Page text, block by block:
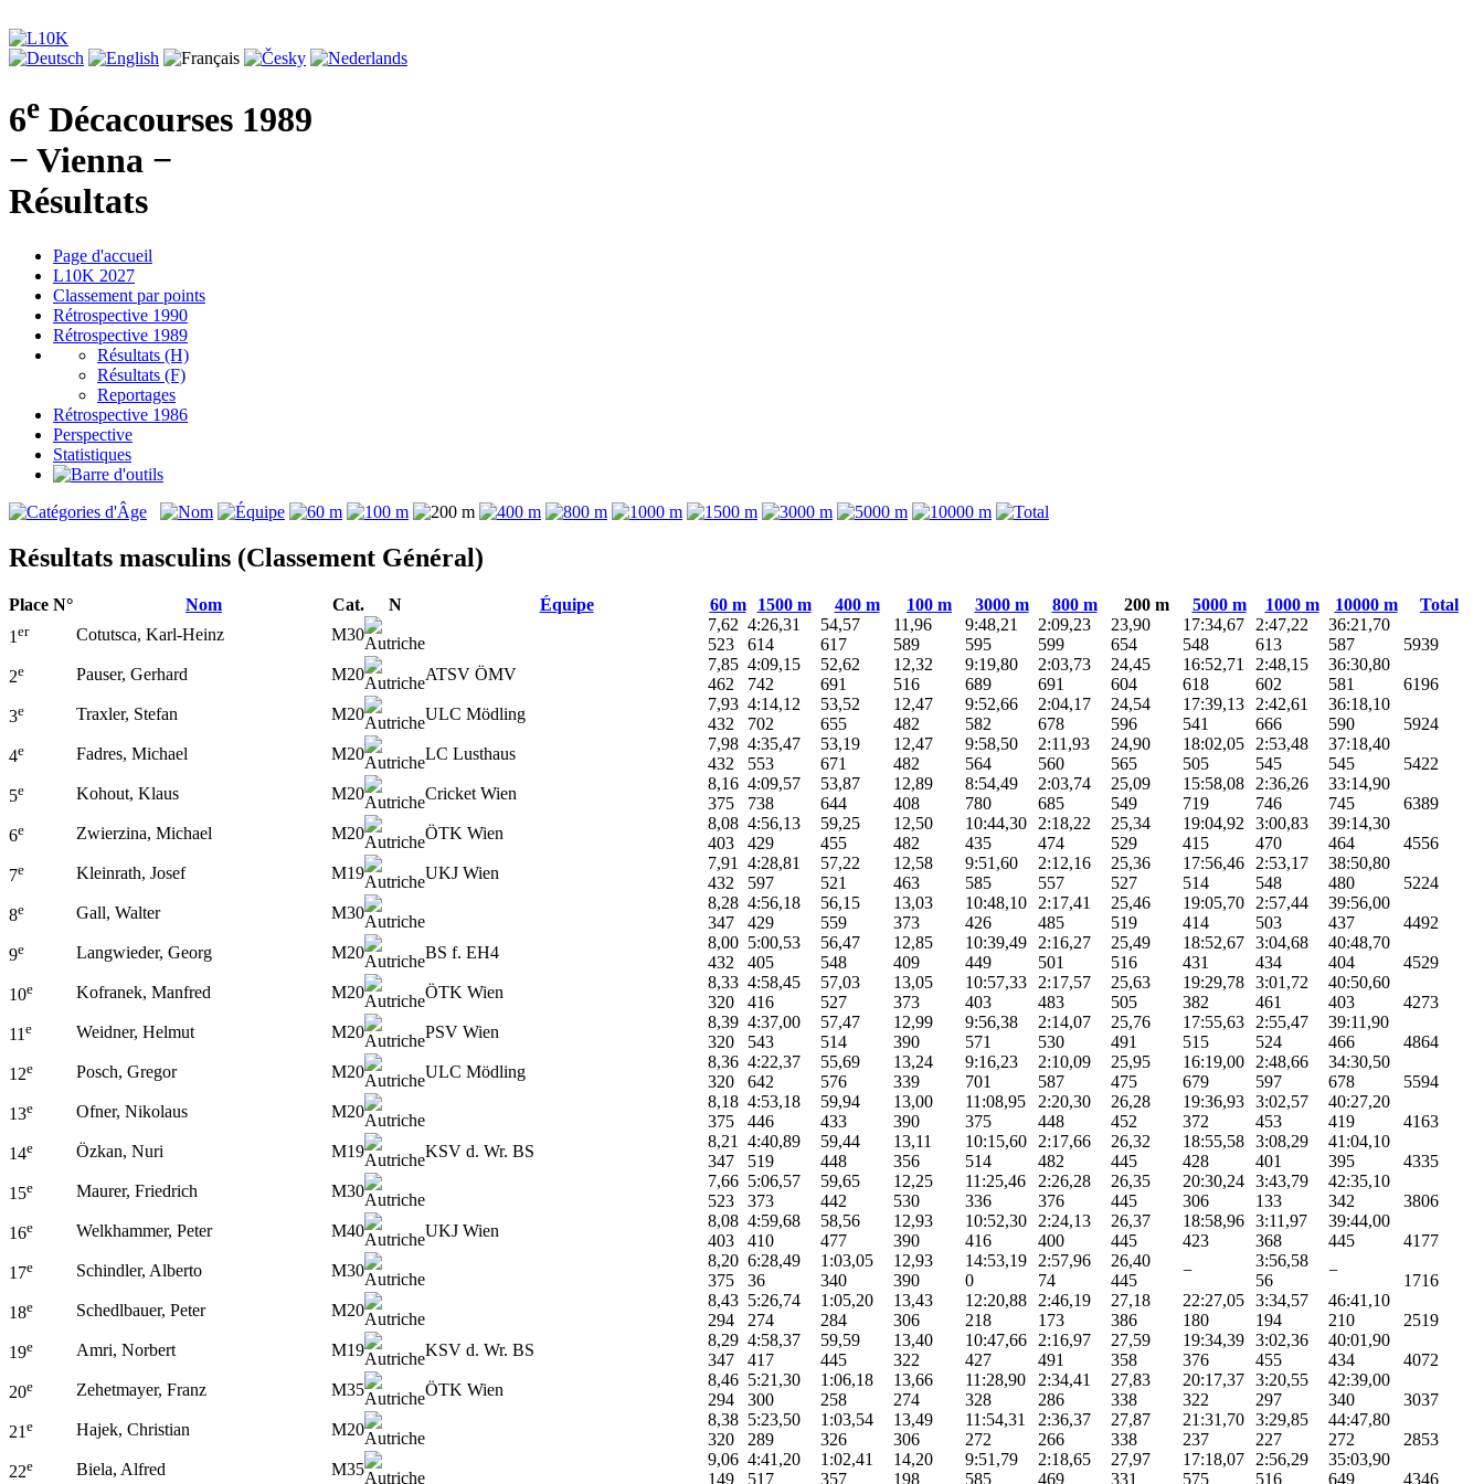
6e Décacourses 1989
− Vienna −
Résultats
Page d'accueil
L10K 2027
Classement par points
Rétrospective 1990
Rétrospective 1989
Résultats (H)
Résultats (F)
Reportages
Rétrospective 1986
Perspective
Statistiques
Résultats masculins (Classement Général)
Place N° Nom Cat. N Équipe 60 m 1500 m 400 m 100 m 3000 m 800 m 200 m 5000 m 1000 m 10000 m
Total
1er Cotutsca, Karl-Heinz M30
7,62
523
4:26,31
614
54,57
617
11,96
589
9:48,21
595
2:09,23
599
23,90
654
17:34,67
548
2:47,22
613
36:21,70
587
5939
2e Pauser, Gerhard M20 ATSV ÖMV
7,85
462
4:09,15
742
52,62
691
12,32
516
9:19,80
689
2:03,73
691
24,45
604
16:52,71
618
2:48,15
602
36:30,80
581
6196
3e Traxler, Stefan M20 ULC Mödling
7,93
432
4:14,12
702
53,52
655
12,47
482
9:52,66
582
2:04,17
678
24,54
596
17:39,13
541
2:42,61
666
36:18,10
590
5924
4e Fadres, Michael M20 LC Lusthaus
7,98
432
4:35,47
553
53,19
671
12,47
482
9:58,50
564
2:11,93
560
24,90
565
18:02,05
505
2:53,48
545
37:18,40
545
5422
5e Kohout, Klaus M20 Cricket Wien
8,16
375
4:09,57
738
53,87
644
12,89
408
8:54,49
780
2:03,74
685
25,09
549
15:58,08
719
2:36,26
746
33:14,90
745
6389
6e Zwierzina, Michael M20 ÖTK Wien
8,08
403
4:56,13
429
59,25
455
12,50
482
10:44,30
435
2:18,22
474
25,34
529
19:04,92
415
3:00,83
470
39:14,30
464
4556
7e Kleinrath, Josef M19 UKJ Wien
7,91
432
4:28,81
597
57,22
521
12,58
463
9:51,60
585
2:12,16
557
25,36
527
17:56,46
514
2:53,17
548
38:50,80
480
5224
8e Gall, Walter M30
8,28
347
4:56,18
429
56,15
559
13,03
373
10:48,10
426
2:17,41
485
25,46
519
19:05,70
414
2:57,44
503
39:56,00
437
4492
9e Langwieder, Georg M20 BS f. EH4
8,00
432
5:00,53
405
56,47
548
12,85
409
10:39,49
449
2:16,27
501
25,49
516
18:52,67
431
3:04,68
434
40:48,70
404
4529
10e Kofranek, Manfred M20 ÖTK Wien
8,33
320
4:58,45
416
57,03
527
13,05
373
10:57,33
403
2:17,57
483
25,63
505
19:29,78
382
3:01,72
461
40:50,60
403
4273
11e Weidner, Helmut M20 PSV Wien
8,39
320
4:37,00
543
57,47
514
12,99
390
9:56,38
571
2:14,07
530
25,76
491
17:55,63
515
2:55,47
524
39:11,90
466
4864
12e Posch, Gregor M20 ULC Mödling
8,36
320
4:22,37
642
55,69
576
13,24
339
9:16,23
701
2:10,09
587
25,95
475
16:19,00
679
2:48,66
597
34:30,50
678
5594
13e Ofner, Nikolaus M20
8,18
375
4:53,18
446
59,94
433
13,00
390
11:08,95
375
2:20,30
448
26,28
452
19:36,93
372
3:02,57
453
40:27,20
419
4163
14e Özkan, Nuri M19 KSV d. Wr. BS
8,21
347
4:40,89
519
59,44
448
13,11
356
10:15,60
514
2:17,66
482
26,32
445
18:55,58
428
3:08,29
401
41:04,10
395
4335
15e Maurer, Friedrich M30
7,66
523
5:06,57
373
59,65
442
12,25
530
11:25,46
336
2:26,28
376
26,35
445
20:30,24
306
3:43,79
133
42:35,10
342
3806
16e Welkhammer, Peter M40 UKJ Wien
8,08
403
4:59,68
410
58,56
477
12,93
390
10:52,30
416
2:24,13
400
26,37
445
18:58,96
423
3:11,97
368
39:44,00
445
4177
17e Schindler, Alberto M30
8,20
375
6:28,49
36
1:03,05
340
12,93
390
14:53,19
0
2:57,96
74
26,40
445
−
3:56,58
56
−
1716
18e Schedlbauer, Peter M20
8,43
294
5:26,74
274
1:05,20
284
13,43
306
12:20,88
218
2:46,19
173
27,18
386
22:27,05
180
3:34,57
194
46:41,10
210
2519
19e Amri, Norbert M19 KSV d. Wr. BS
8,29
347
4:58,37
417
59,59
445
13,40
322
10:47,66
427
2:16,97
491
27,59
358
19:34,39
376
3:02,36
455
40:01,90
434
4072
20e Zehetmayer, Franz M35 ÖTK Wien
8,46
294
5:21,30
300
1:06,18
258
13,66
274
11:28,90
328
2:34,41
286
27,83
338
20:17,37
322
3:20,55
297
42:39,00
340
3037
21e Hajek, Christian M20
8,38
320
5:23,50
289
1:03,54
326
13,49
306
11:54,31
272
2:36,37
266
27,87
338
21:31,70
237
3:29,85
227
44:47,80
272
2853
22e Biela, Alfred M35
9,06
149
4:41,20
517
1:02,41
357
14,20
198
9:51,79
585
2:18,65
469
27,97
331
17:18,07
575
2:56,29
516
35:03,90
649
4346